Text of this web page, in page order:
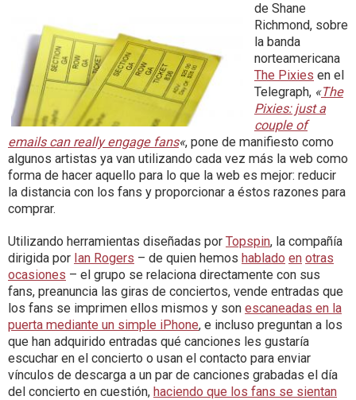
de Shane
Richmond, sobre
la banda
norteamericana
The Pixies en el
Telegraph, «The
Pixies: just a
couple of
emails can really engage fans«, pone de manifiesto como
algunos artistas ya van utilizando cada vez más la web como
forma de hacer aquello para lo que la web es mejor: reducir
la distancia con los fans y proporcionar a éstos razones para
comprar.
Utilizando herramientas diseñadas por Topspin, la compañía
dirigida por Ian Rogers – de quien hemos hablado en otras
ocasiones – el grupo se relaciona directamente con sus
fans, preanuncia las giras de conciertos, vende entradas que
los fans se imprimen ellos mismos y son escaneadas en la
puerta mediante un simple iPhone, e incluso preguntan a los
que han adquirido entradas qué canciones les gustaría
escuchar en el concierto o usan el contacto para enviar
vínculos de descarga a un par de canciones grabadas el día
del concierto en cuestión, haciendo que los fans se sientan